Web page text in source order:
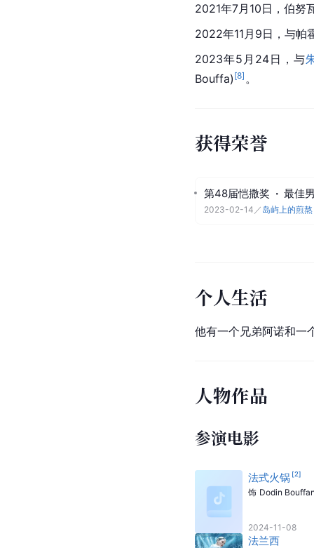
2021年7月10日，伯努
2022年11月9日，与帕
2023年5月24日，与
Bouffa) [8] 。
获得荣誉
第48届恺撒奖 · 最佳
2023-02-14 ／ 岛屿上的煎熬
个人生活
他有一个兄弟阿诺和一
人物作品
参演电影
法式火锅 [2]
饰 Dodin
2024-11-08
法兰西